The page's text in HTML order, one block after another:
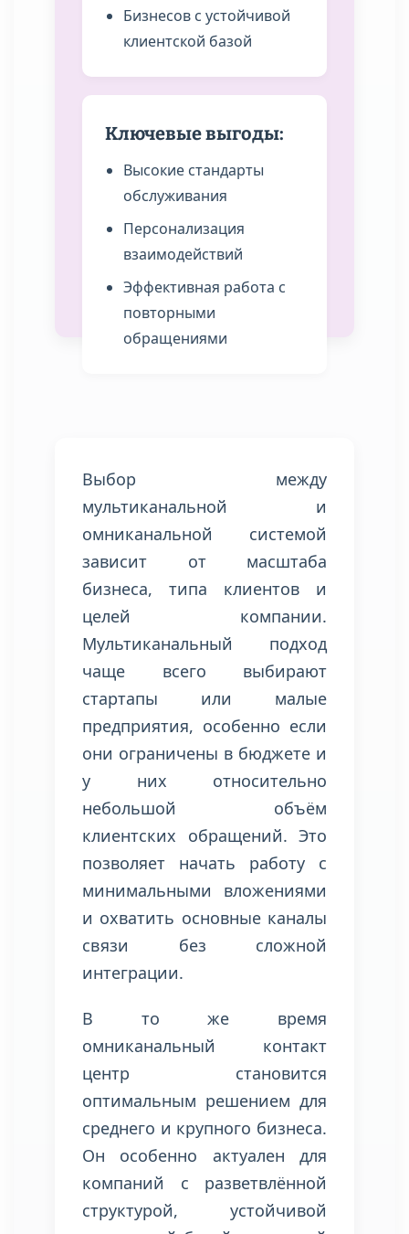
Бизнесов с устойчивой
клиентской базой
Ключевые выгоды:
Высокие стандарты
обслуживания
Персонализация
взаимодействий
Эффективная работа с
повторными
обращениями
Выбор между
мультиканальной и
омниканальной системой
зависит от масштаба
бизнеса, типа клиентов и
целей компании.
Мультиканальный подход
чаще всего выбирают
стартапы или малые
предприятия, особенно если
они ограничены в бюджете и
у них относительно
небольшой объём
клиентских обращений. Это
позволяет начать работу с
минимальными вложениями
и охватить основные каналы
связи без сложной
интеграции.
В то же время
омниканальный контакт
центр становится
оптимальным решением для
среднего и крупного бизнеса.
Он особенно актуален для
компаний с разветвлённой
структурой, устойчивой